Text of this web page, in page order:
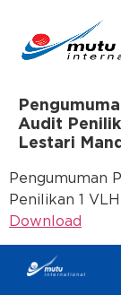
Audit
Lestari
Pengumuman
Penilikan 1
Download